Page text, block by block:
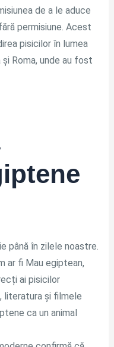
de a le aduce
permisiune. Acest
pisicilor în lumea
Roma, unde au fost
până în zilele noastre.
ar fi Mau egiptean,
ai pisicilor
literatura și filmele
ca un animal